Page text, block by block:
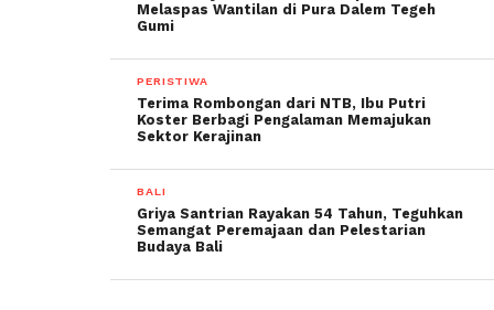
Melaspas Wantilan di Pura Dalem Tegeh
Gumi
PERISTIWA
Terima Rombongan dari NTB, Ibu Putri
Koster Berbagi Pengalaman Memajukan
Sektor Kerajinan
BALI
Griya Santrian Rayakan 54 Tahun, Teguhkan
Semangat Peremajaan dan Pelestarian
Budaya Bali